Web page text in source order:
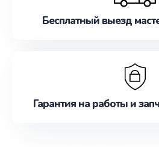
Бесплатный выезд
Гарантия на работы и